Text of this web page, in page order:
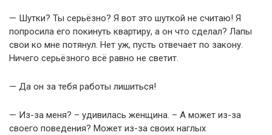
— Шутки? Ты серьёзно? Я вот это шуткой не считаю! Я
попросила его покинуть квартиру, а он что сделал? Лапы
свои ко мне потянул. Нет уж, пусть отвечает по закону.
Ничего серьёзного всё равно не светит.
— Да он за тебя работы лишиться!
— Из-за меня? – удивилась женщина. – А может из-за
своего поведения? Может из-за своих наглых